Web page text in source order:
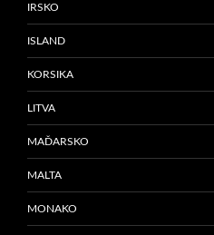
IRSKO
ISLAND
KORSIKA
LITVA
MAĎARSKO
MALTA
MONAKO